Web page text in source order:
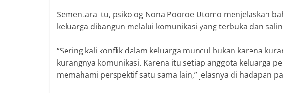
Sementara itu, psikolog Nona Pooroe Utomo menjelaskan
keluarga dibangun melalui komunikasi yang terbuka dan
“Sering kali konflik dalam keluarga muncul bukan karena
kurangnya komunikasi. Karena itu setiap anggota keluarga
memahami perspektif satu sama lain,” jelasnya di hadapan